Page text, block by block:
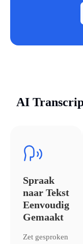
AI
Spraak
naar Tekst
Eenvoudig
Gemaakt
Zet gesproken